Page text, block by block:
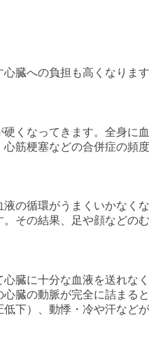
臓への負担も高くなりま
くなってきます。全身に
筋梗塞などの合併症の頻
の循環がうまくいかなく
その結果、足や顔などの
臓に十分な血液を送れな
臓の動脈が完全に詰まる
下）、動悸・冷や汗など